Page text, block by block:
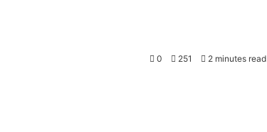
0 251 2 minutes read